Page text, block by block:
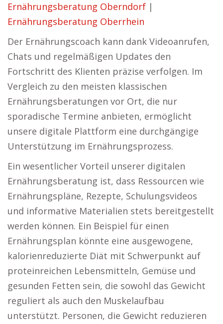
Ernährungsberatung Oberndorf |
Ernährungsberatung Oberrhein
Der Ernährungscoach kann dank Videoanrufen,
Chats und regelmäßigen Updates den
Fortschritt des Klienten präzise verfolgen. Im
Vergleich zu den meisten klassischen
Ernährungsberatungen vor Ort, die nur
sporadische Termine anbieten, ermöglicht
unsere digitale Plattform eine durchgängige
Unterstützung im Ernährungsprozess.
Ein wesentlicher Vorteil unserer digitalen
Ernährungsberatung ist, dass Ressourcen wie
Ernährungspläne, Rezepte, Schulungsvideos
und informative Materialien stets bereitgestellt
werden können. Ein Beispiel für einen
Ernährungsplan könnte eine ausgewogene,
kalorienreduzierte Diät mit Schwerpunkt auf
proteinreichen Lebensmitteln, Gemüse und
gesunden Fetten sein, die sowohl das Gewicht
reguliert als auch den Muskelaufbau
unterstützt. Personen, die Gewicht reduzieren